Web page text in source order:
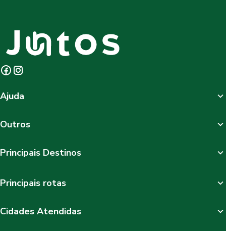
Ajuda
Outros
Principais Destinos
Principais rotas
Cidades Atendidas